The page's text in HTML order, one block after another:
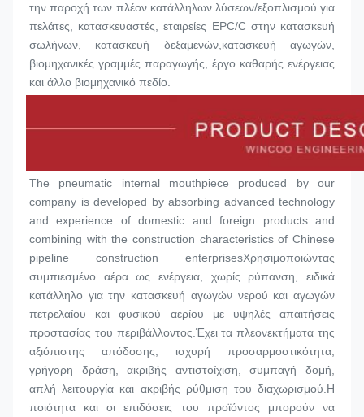
την παροχή των πλέον κατάλληλων λύσεων/εξοπλισμού για
πελάτες, κατασκευαστές, εταιρείες EPC/C στην κατασκευή
σωλήνων, κατασκευή δεξαμενών,κατασκευή αγωγών,
βιομηχανικές γραμμές παραγωγής, έργο καθαρής ενέργειας
και άλλο βιομηχανικό πεδίο.
The pneumatic internal mouthpiece produced by our
company is developed by absorbing advanced technology
and experience of domestic and foreign products and
combining with the construction characteristics of Chinese
pipeline construction enterprisesΧρησιμοποιώντας
συμπιεσμένο αέρα ως ενέργεια, χωρίς ρύπανση, ειδικά
κατάλληλο για την κατασκευή αγωγών νερού και αγωγών
πετρελαίου και φυσικού αερίου με υψηλές απαιτήσεις
προστασίας του περιβάλλοντος.Έχει τα πλεονεκτήματα της
αξιόπιστης απόδοσης, ισχυρή προσαρμοστικότητα,
γρήγορη δράση, ακριβής αντιστοίχιση, συμπαγή δομή,
απλή λειτουργία και ακριβής ρύθμιση του διαχωρισμού.Η
ποιότητα και οι επιδόσεις του προϊόντος μπορούν να